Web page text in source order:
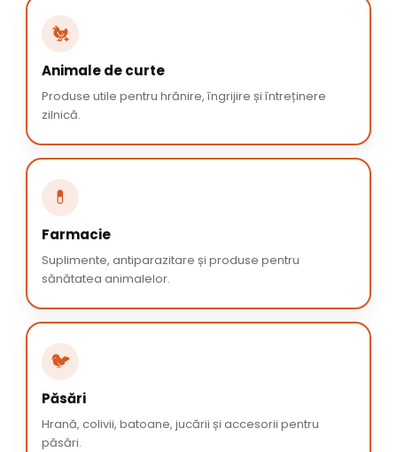
🐔
Animale de curte
Produse utile pentru hrănire, îngrijire și întreținere
zilnică.
💊
Farmacie
Suplimente, antiparazitare și produse pentru
sănătatea animalelor.
🐦
Păsări
Hrană, colivii, batoane, jucării și accesorii pentru
păsări.